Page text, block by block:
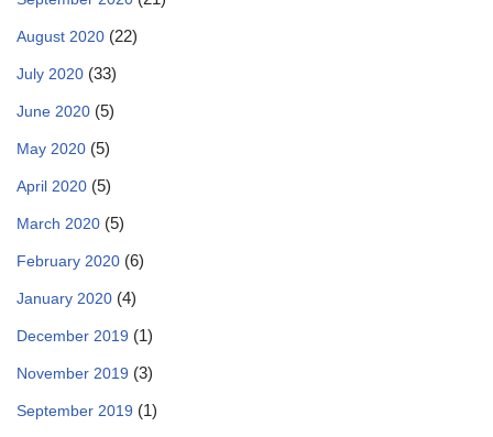
August 2020 (22)
July 2020 (33)
June 2020 (5)
May 2020 (5)
April 2020 (5)
March 2020 (5)
February 2020 (6)
January 2020 (4)
December 2019 (1)
November 2019 (3)
September 2019 (1)